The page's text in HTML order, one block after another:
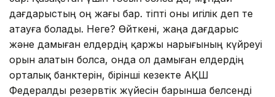
дағдарыстың оң жағы бар. тіпті оны игілік деп те
атауға болады. Неге? Өйткені, жаңа дағдарыс
және дамыған елдердің қаржы нарығының күйреуі
орын алатын болса, онда ол дамыған елдердің
орталық банктерін, бірінші кезекте АҚШ
Федералды резервтік жүйесін барынша белсенді